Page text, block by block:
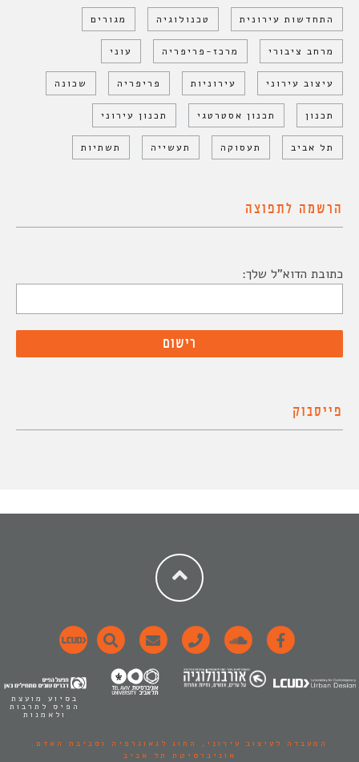
התחדשות עירונית טכנולוגיה מגורים
מרחב ציבורי מרכז-פריפריה עוני
עיצוב עירוני עירוניות פריפריה שכונה
תכנון תכנון אסטרטגי תכנון עירוני
תל אביב תעסוקה תעשייה תשתיות
הרשמה לתפוצה
כתובת הדוא"ל שלך:
פייסבוק
בסיוע מועצת
הפיס לתרבות
ולאמנות
המעבדה לעיצוב עירוני,
החוג לגאוגרפיה וסביבת האדם.
אוניברסיטת תל אביב